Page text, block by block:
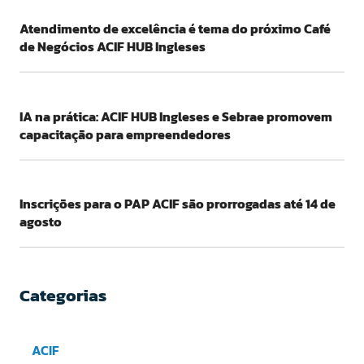
Atendimento de excelência é tema do próximo Café
de Negócios ACIF HUB Ingleses
IA na prática: ACIF HUB Ingleses e Sebrae promovem
capacitação para empreendedores
Inscrições para o PAP ACIF são prorrogadas até 14 de
agosto
Categorias
ACIF